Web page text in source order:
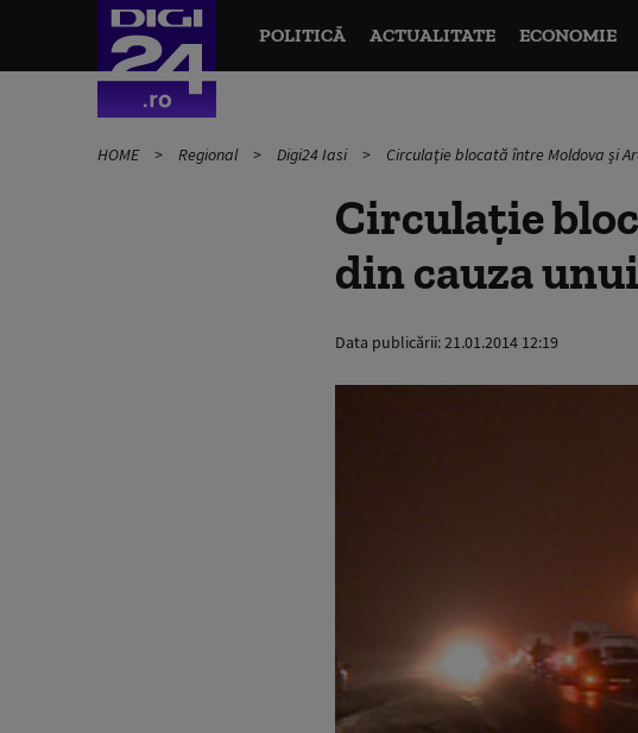
POLITICĂ ACTUALITATE ECONOMIE
HOME Regional Digi24 Iasi Circulaţie blocată între Moldova şi
Circulaţie
din cauza
Data publicării:21.01.2014 12:19